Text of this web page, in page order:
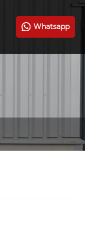
Whatsapp